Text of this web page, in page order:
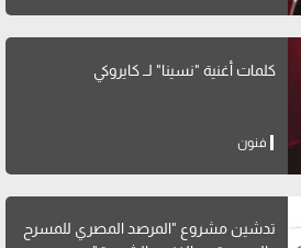
كلمات أغنية "نسينا" لــ كايروكي
فنون
تدشين مشروع "المرصد المصري للمسرح